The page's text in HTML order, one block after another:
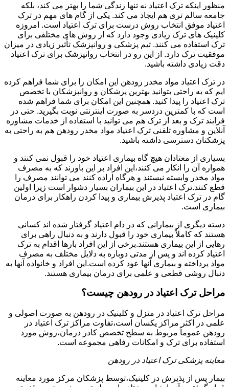
منظور اینکه ترک اعتیاد نه تنها زندگی شما را بهتر می کند، بلکه
جامعه سالم تری هم ایجاد می کند. یکی از گام های مهم در ترک
اعتیاد موفق انتخاب روش درست برای ترک اعتیاد است. امروزه
کلینیک های ترک زیادی وجود دارد که از روش های مختلفی برای
ترک استفاده می کنند. تیم پزشکی و روانپزشک تأثیر زیادی در میزان
موفقیت ترک دارد. از این رو در انتخاب روانپزشک برای ترک اعتیاد
دقت زیادی داشته باشید.
در ترک اعتیاد مواد مخدر رودهن این امکان را برای شما فراهم کرده
ایم که به راحتی بتوانید بهترین پزشکان و روانپزشکان با تخصص
ترک اعتیاد را پیدا کنید. همچنین این امکان برای شما فراهم شده
است که با کمترین دردسر به صورت اینترنتی نوبت بگیرید. حتی در
فرایند ترک و بعد از ترک هم می توانید با استفاده از خدمات مشاوره
آنلاین و مشاوره تلفنی ترک اعتیاد مواد مخدر رودهن هم به راحتی به
پزشکتان دسترسی داشته باشید.
بسیاری از معتادان هیچ گاه بیماری اعتیاد خود را قبول نمی کنند و
همواره آن را انکار می کنند،این افراد بر این باورند که به مصرف
مواد مخدر وابسته نیستند و هرگاه اراده کنند می توانند مصرف را
قطع کنند.ترک اعتیاد در این بیماران بسیار دشوار است زیرا اولین
گام در ترک اعتیاد پذیرش بیماری و پیدا کردن راهکار برای درمان
بیماری است.
دسته دیگری از بیمارانی که در دام اعتیاد گرفتار شده اند کسانی
هستند که کاملاً بیماری خود را قبول دارند و به دنبال راهی برای
رهایی از این بیماری هستند.برخی از این افراد بارها اقدام به ترک
اعتیاد کرده اند و پس از مدتی دوباره به دلایل مختلف به مصرف
مواد پرداخته و بیماری آنها عود کرده است.این افراد و خانواده آنها به
دنبال روشی قطعی و علمی برای درمان بیماری هستند.
مراحل ترک اعتیاد در رودهن چیست؟
مراحل ترک اعتیاد در منزل و کلینیک در رودهن به صورت اصولی و
علمی در اکثر مراکز یکسان است،تفاوت مراکز ترک اعتیاد در
رودهن عموماً مربوط به سطح تخصص کادر درمان،روش مورد
استفاده برای ترک و امکانات رفاهی مجموعه است.
معاینه پزشکی ترک اعتیاد در رودهن
بیمار پس از پذیرش در کلینیک،توسط پزشکان مرکز مورد معاینه